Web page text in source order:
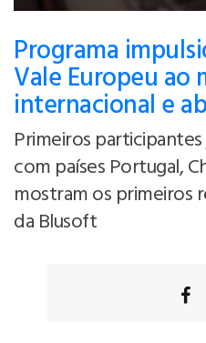
Programa
Vale Europeu ao
internacional e
Primeiros
com países Portugal,
mostram os primeiros
da Blusoft